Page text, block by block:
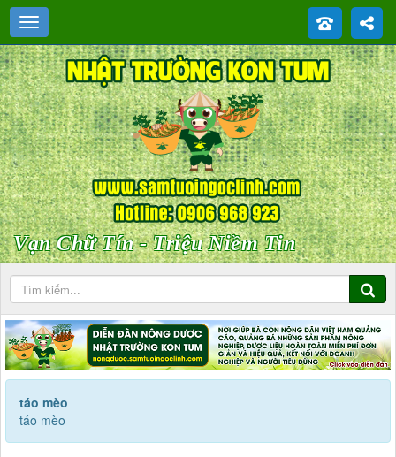
Vạn Chữ Tín - Triệu Niềm Tin
táo mèo
táo mèo